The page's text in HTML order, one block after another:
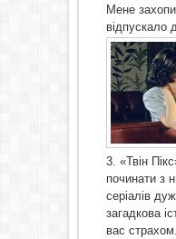
Мене
відпускало
«Твін
починати з
серіалів
загадкова
вас